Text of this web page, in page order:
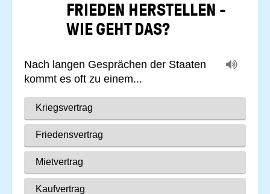
FRIE­DEN HER­STEL­LEN -
WIE GEHT DAS?